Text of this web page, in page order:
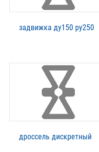
задвижка ду150 ру250
дроссель дискретный